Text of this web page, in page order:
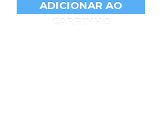
ADICIONAR AO
CARRINHO